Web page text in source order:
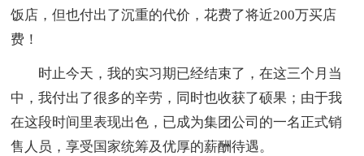
饭店，但也付出了沉重的代价，花费了将近200万买店
费！
时止今天，我的实习期已经结束了，在这三个月当
中，我付出了很多的辛劳，同时也收获了硕果；由于我
在这段时间里表现出色，已成为集团公司的一名正式销
售人员，享受国家统筹及优厚的薪酬待遇。